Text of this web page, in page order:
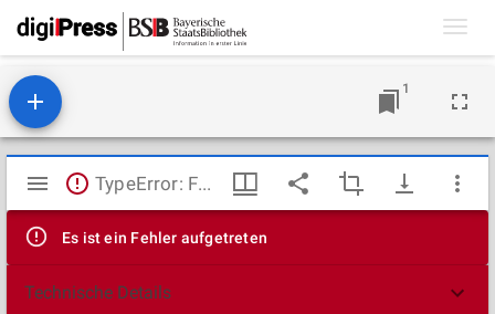
1
Mirador
Viewer
TypeError: Failed to fetch
Es ist ein Fehler aufgetreten
Technische Details